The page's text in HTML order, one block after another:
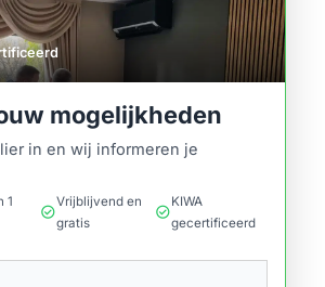
mogelijkheden
in en wij informeren je
1
check_circle
Vrijblijvend en
gratis
check_circle
KIWA
gecertificeerd